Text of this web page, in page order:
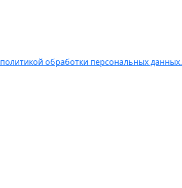
политикой обработки персональных данных.